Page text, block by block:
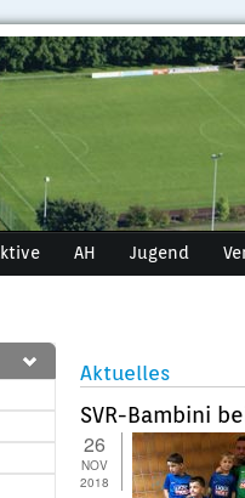
AH Jugend
Aktuelles
SVR-Bambini
26
NOV
2018